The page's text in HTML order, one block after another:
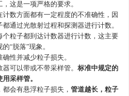
这是一项严格的要求。
计数方面都有一定程度的不准确性，因
通过光散射过程和探测器进行计数。
个粒子都到达计数器进行计数，这主要
的“脱落”现象。
性并减少粒子损失。
可以带或不带采样管。 标准中规定的
采样管。
会有悬浮粒子损失， 管道越长，粒子